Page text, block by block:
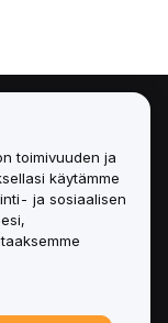
toimivuuden ja
käytämme
ja sosiaalisen